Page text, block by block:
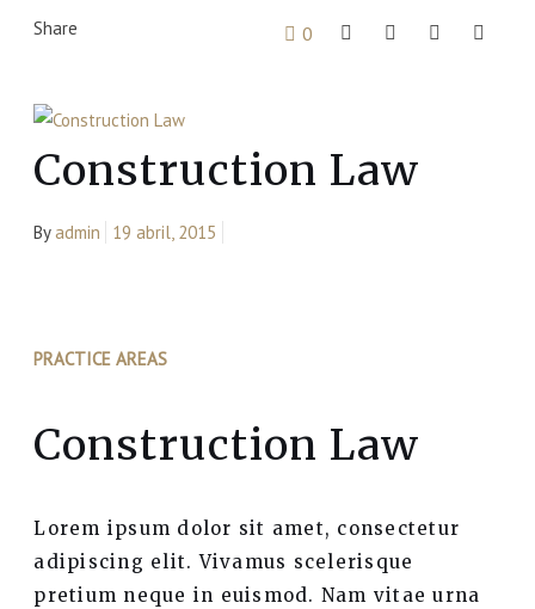
Share 0
Construction Law
Byadmin 19 abril, 2015
PRACTICE AREAS
Construction Law
Lorem ipsum dolor sit amet, consectetur
adipiscing elit. Vivamus scelerisque
pretium neque in euismod. Nam vitae urna